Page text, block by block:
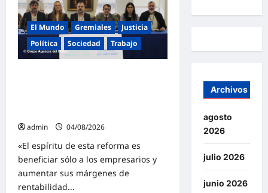
de
«El
Niño»
creando
una
«Unidad
de
El Mundo Gremiales
Justicia
Política
Sociedad Trabajo
admin
04/08/2026
«El espíritu de esta reforma es
beneficiar sólo a los empresarios y
aumentar sus márgenes de
rentabilidad...
Archivos
agosto
2026
julio 2026
junio 2026